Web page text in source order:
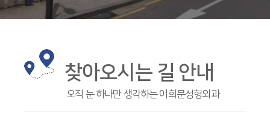
찾아오시는 길 안내
오직 눈 하나만 생각하는 이희문성형외과